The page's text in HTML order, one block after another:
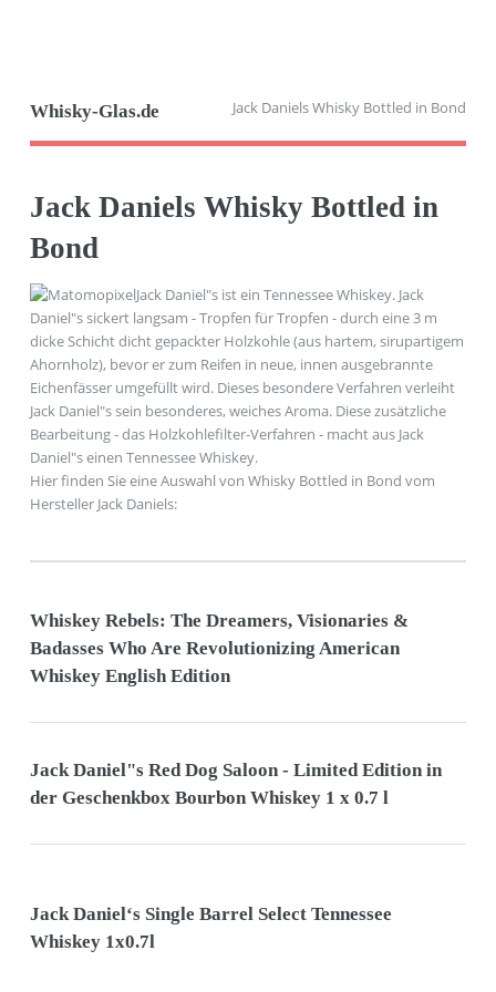
Whisky-Glas.de Jack Daniels Whisky Bottled in Bond
Jack Daniels Whisky Bottled in
Bond
Jack Daniel"s ist ein Tennessee Whiskey. Jack
Daniel"s sickert langsam - Tropfen für Tropfen - durch eine 3 m
dicke Schicht dicht gepackter Holzkohle (aus hartem, sirupartigem
Ahornholz), bevor er zum Reifen in neue, innen ausgebrannte
Eichenfässer umgefüllt wird. Dieses besondere Verfahren verleiht
Jack Daniel"s sein besonderes, weiches Aroma. Diese zusätzliche
Bearbeitung - das Holzkohlefilter-Verfahren - macht aus Jack
Daniel"s einen Tennessee Whiskey.
Hier finden Sie eine Auswahl von Whisky Bottled in Bond vom
Hersteller Jack Daniels:
Whiskey Rebels: The Dreamers, Visionaries &
Badasses Who Are Revolutionizing American
Whiskey English Edition
Jack Daniel"s Red Dog Saloon - Limited Edition in
der Geschenkbox Bourbon Whiskey 1 x 0.7 l
Jack Daniel‘s Single Barrel Select Tennessee
Whiskey 1x0.7l